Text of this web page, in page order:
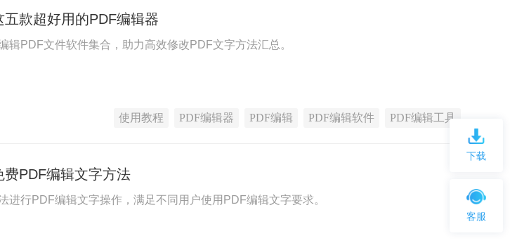
款超好用的PDF编辑器
辑PDF文件软件集合，助力高效修改PDF文字方法汇总。
使用教程 PDF编辑器 PDF编辑 PDF编辑软件 PDF编辑工具
PDF编辑文字方法
行PDF编辑文字操作，满足不同用户使用PDF编辑文字要求。
下载
客服